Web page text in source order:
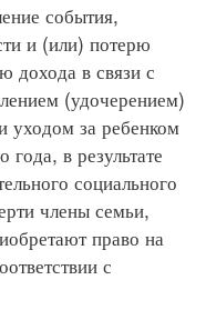
события,
и (или) потерю
дохода в связи с
(удочерением)
уходом за ребенком
в результате
социального
члены семьи,
право на
с